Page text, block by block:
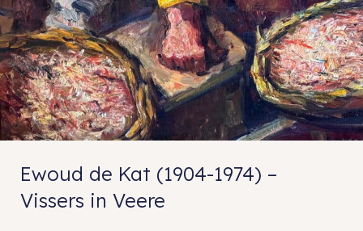
Ewoud de Kat (1904-1974) –
Vissers in Veere